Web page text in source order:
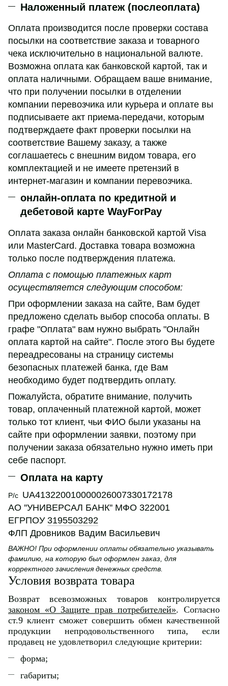
Наложенный платеж (послеоплата)
Оплата производится после проверки состава
посылки на соответствие заказа и товарного
чека исключительно в национальной валюте.
Возможна оплата как банковской картой, так и
оплата наличными. Обращаем ваше внимание,
что при получении посылки в отделении
компании перевозчика или курьера и оплате вы
подписываете акт приема-передачи, которым
подтверждаете факт проверки посылки на
соответствие Вашему заказу, а также
соглашаетесь с внешним видом товара, его
комплектацией и не имеете претензий в
интернет-магазин и компании перевозчика.
онлайн-оплата по кредитной и
дебетовой карте WayForPay
Оплата заказа онлайн банковской картой Visa
или MasterCard. Доставка товара возможна
только после подтверждения платежа.
Оплата с помощью платежных карт
осуществляется следующим способом:
При оформлении заказа на сайте, Вам будет
предложено сделать выбор способа оплаты. В
графе "Оплата" вам нужно выбрать "Онлайн
оплата картой на сайте". После этого Вы будете
переадресованы на страницу системы
безопасных платежей банка, где Вам
необходимо будет подтвердить оплату.
Пожалуйста, обратите внимание, получить
товар, оплаченный платежной картой, может
только тот клиент, чьи ФИО были указаны на
сайте при оформлении заявки, поэтому при
получении заказа обязательно нужно иметь при
себе паспорт.
Оплата на карту
Р/с UA413220010000026007330172178
АО ''УНИВЕРСАЛ БАНК'' МФО 322001
ЕГРПОУ 3195503292
ФЛП Дровников Вадим Васильевич
ВАЖНО! При оформлении оплаты обязательно указывать
фамилию, на которую был оформлен заказ, для
корректного зачисления денежных средств.
Условия возврата товара
Возврат всевозможных товаров контролируется
законом «О Защите прав потребителей». Согласно
ст.9 клиент сможет совершить обмен качественной
продукции непродовольственного типа, если
продавец не удовлетворил следующие критерии:
форма;
габариты;